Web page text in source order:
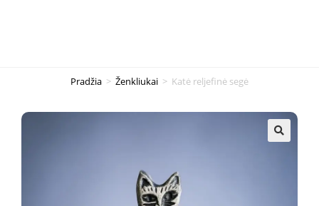
Pradžia > Ženkliukai > Katė reljefinė segė